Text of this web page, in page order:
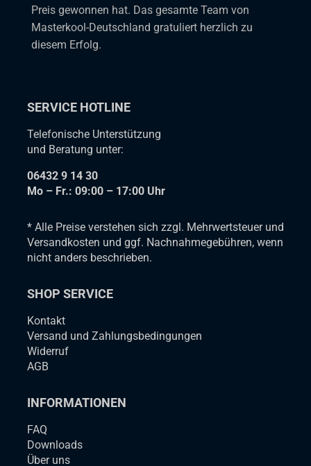
Preis gewonnen hat. Das gesamte Team von
Masterkool-Deutschland gratuliert herzlich zu
diesem Erfolg.
SERVICE HOTLINE
Telefonische Unterstützung
und Beratung unter:
06432 9 14 30
Mo – Fr.: 09:00 – 17:00 Uhr
* Alle Preise verstehen sich zzgl. Mehrwertsteuer und
Versandkosten und ggf. Nachnahmegebühren, wenn
nicht anders beschrieben.
SHOP SERVICE
Kontakt
Versand und Zahlungsbedingungen
Widerruf
AGB
INFORMATIONEN
FAQ
Downloads
Über uns